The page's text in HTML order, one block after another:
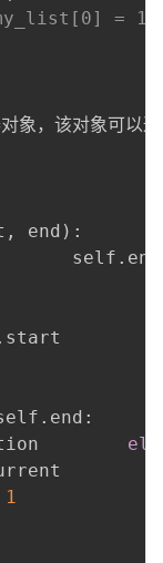
=
，该对象可以
, end ) :
self .
start
. end :
1